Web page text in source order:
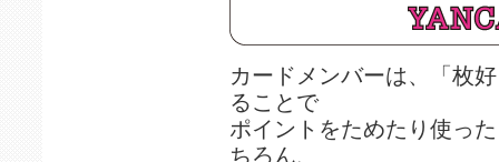
カードメンバーは、「枚
ることで
ポイントをためたり使っ
ちろん、